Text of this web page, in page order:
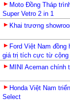
Moto Đồng Tháp
Super Vetro 2 in 1
Khai trương
Ford Việt Nam đồng
giá trị tích cực từ cộng
MINI Aceman chính
Honda Việt Nam
Select